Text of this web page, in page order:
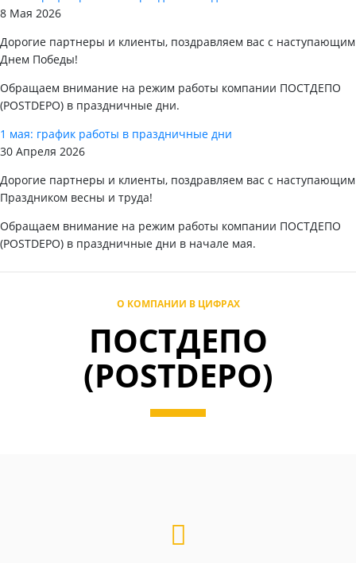
8 Мая 2026
Дорогие партнеры и клиенты, поздравляем вас с наступающим
Днем Победы!
Обращаем внимание на режим работы компании ПОСТДЕПО
(POSTDEPO) в праздничные дни.
1 мая: график работы в праздничные дни
30 Апреля 2026
Дорогие партнеры и клиенты, поздравляем вас с наступающим
Праздником весны и труда!
Обращаем внимание на режим работы компании ПОСТДЕПО
(POSTDEPO) в праздничные дни в начале мая.
О КОМПАНИИ В ЦИФРАХ
ПОСТДЕПО
(POSTDEPO)